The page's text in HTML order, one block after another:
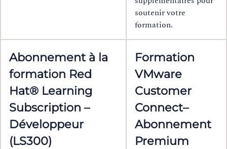
soutenir votre
formation.
Abonnement à la
formation Red
Hat® Learning
Subscription –
Développeur
(LS300)
Formation
VMware
Customer
Connect–
Abonnement
Premium